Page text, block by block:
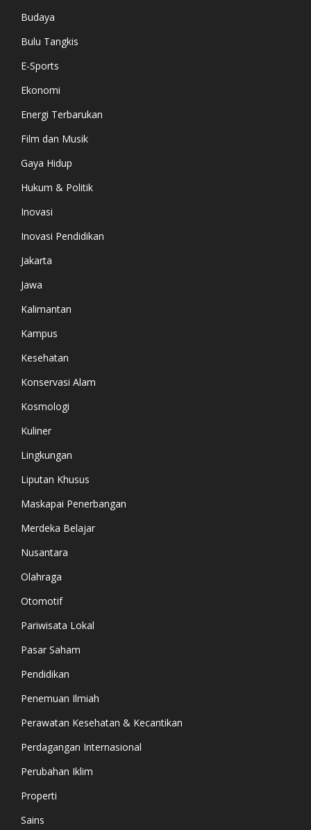
Budaya
Bulu Tangkis
E-Sports
Ekonomi
Energi Terbarukan
Film dan Musik
Gaya Hidup
Hukum & Politik
Inovasi
Inovasi Pendidikan
Jakarta
Jawa
Kalimantan
Kampus
Kesehatan
Konservasi Alam
Kosmologi
Kuliner
Lingkungan
Liputan Khusus
Maskapai Penerbangan
Merdeka Belajar
Nusantara
Olahraga
Otomotif
Pariwisata Lokal
Pasar Saham
Pendidikan
Penemuan Ilmiah
Perawatan Kesehatan & Kecantikan
Perdagangan Internasional
Perubahan Iklim
Properti
Sains